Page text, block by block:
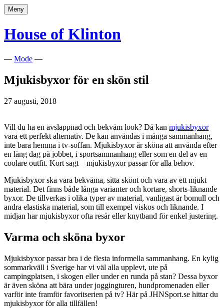
Hoppa
till
Meny
House of Klinton
— Mode —
Mjukisbyxor för en skön stil
27 augusti, 2018
Vill du ha en avslappnad och bekväm look? Då kan mjukisbyxor
vara ett perfekt alternativ. De kan användas i många sammanhang,
inte bara hemma i tv-soffan. Mjukisbyxor är sköna att använda efter
en lång dag på jobbet, i sportsammanhang eller som en del av en
coolare outfit. Kort sagt – mjukisbyxor passar för alla behov.
Mjukisbyxor ska vara bekväma, sitta skönt och vara av ett mjukt
material. Det finns både långa varianter och kortare, shorts-liknande
byxor. De tillverkas i olika typer av material, vanligast är bomull och
andra elastiska material, som till exempel viskos och liknande. I
midjan har mjukisbyxor ofta resår eller knytband för enkel justering.
Varma och sköna byxor
Mjukisbyxor passar bra i de flesta informella sammanhang. En kylig
sommarkväll i Sverige har vi väl alla upplevt, ute på
campingplatsen, i skogen eller under en runda på stan? Dessa byxor
är även sköna att bära under joggingturen, hundpromenaden eller
varför inte framför favoritserien på tv? Här på JHNSport.se hittar du
mjukisbyxor för alla tillfällen!